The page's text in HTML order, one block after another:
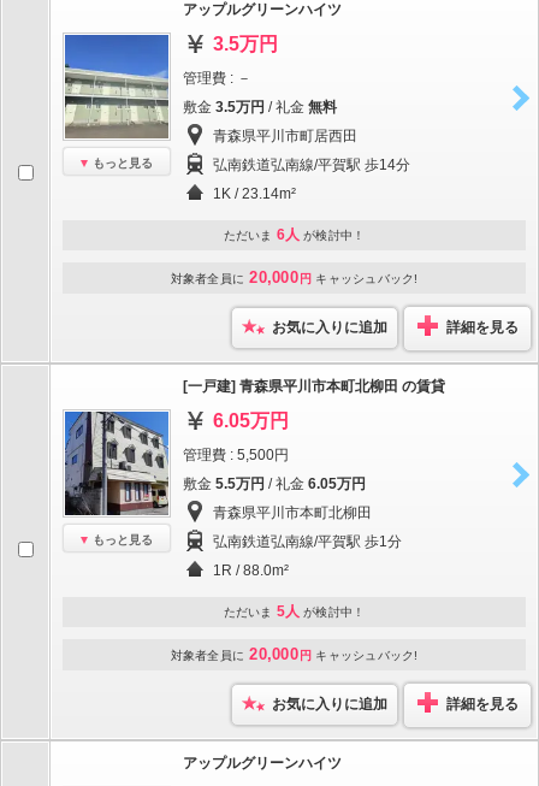
もっと見る
アップルグリーンハイツ
3.5万円
管理費 : －
敷金 3.5万円 / 礼金 無料
青森県平川市町居西田
弘南鉄道弘南線/平賀駅 歩14分
1K / 23.14m²
ただいま 6人 が検討中！
対象者全員に 20,000 円 キャッシュバック!
お気に入りに追加 詳細を見る
もっと見る
[一戸建] 青森県平川市本町北柳田 の賃貸
6.05万円
管理費 : 5,500円
敷金 5.5万円 / 礼金 6.05万円
青森県平川市本町北柳田
弘南鉄道弘南線/平賀駅 歩1分
1R / 88.0m²
ただいま 5人 が検討中！
対象者全員に 20,000 円 キャッシュバック!
お気に入りに追加 詳細を見る
アップルグリーンハイツ